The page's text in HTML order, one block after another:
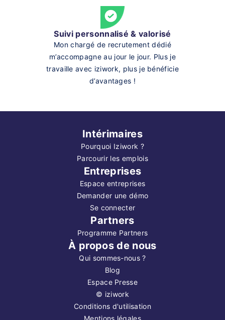
Suivi personnalisé & valorisé
Mon chargé de recrutement dédié
m’accompagne au jour le jour. Plus je
travaille avec iziwork, plus je bénéficie
d’avantages !
Intérimaires
Pourquoi Iziwork ?
Parcourir les emplois
Entreprises
Espace entreprises
Demander une démo
Se connecter
Partners
Programme Partners
À propos de nous
Qui sommes-nous ?
Blog
Espace Presse
© iziwork
Conditions d'utilisation
Mentions légales